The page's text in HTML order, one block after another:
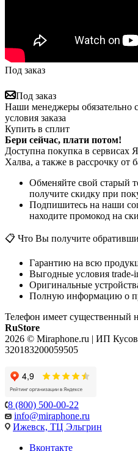
Под заказ
Под заказ
Наши менеджеры обязательно
условия заказа
Купить в сплит
Бери сейчас, плати потом!
Доступна покупка в сервисах
Халва, а также в рассрочку от
Обменяйте свой старый
получите скидку при
Подпишитесь на наши
находите промокод на
📋 Что Вы получите
Гарантию на всю
Выгодные условия trade-
Оригинальные
Полную информацию о
Телефон имеет существенный
RuStore
2026 © Miraphone.ru | ИП
320183200059505
8 (800) 500-00-22
info@miraphone.ru
Ижевск, ТЦ Эльгрин
Вконтакте